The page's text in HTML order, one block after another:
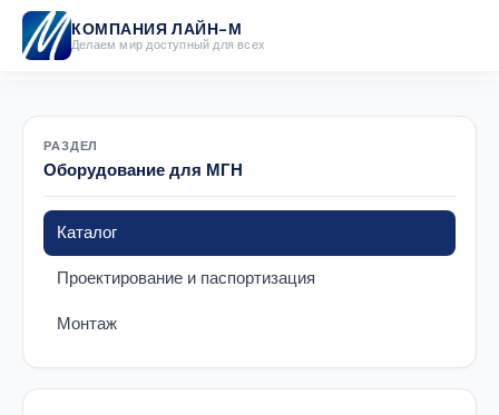
КОМПАНИЯ ЛАЙН-М
Делаем мир доступный для всех
РАЗДЕЛ
Оборудование для МГН
Каталог
Проектирование и паспортизация
Монтаж